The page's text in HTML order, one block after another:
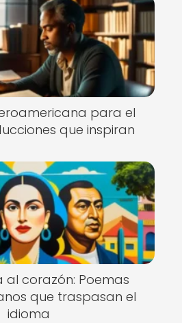
para el
que inspiran
al corazón: Poemas
que traspasan el
idioma